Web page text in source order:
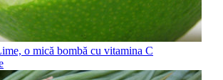
o mică bombă cu vitamina C